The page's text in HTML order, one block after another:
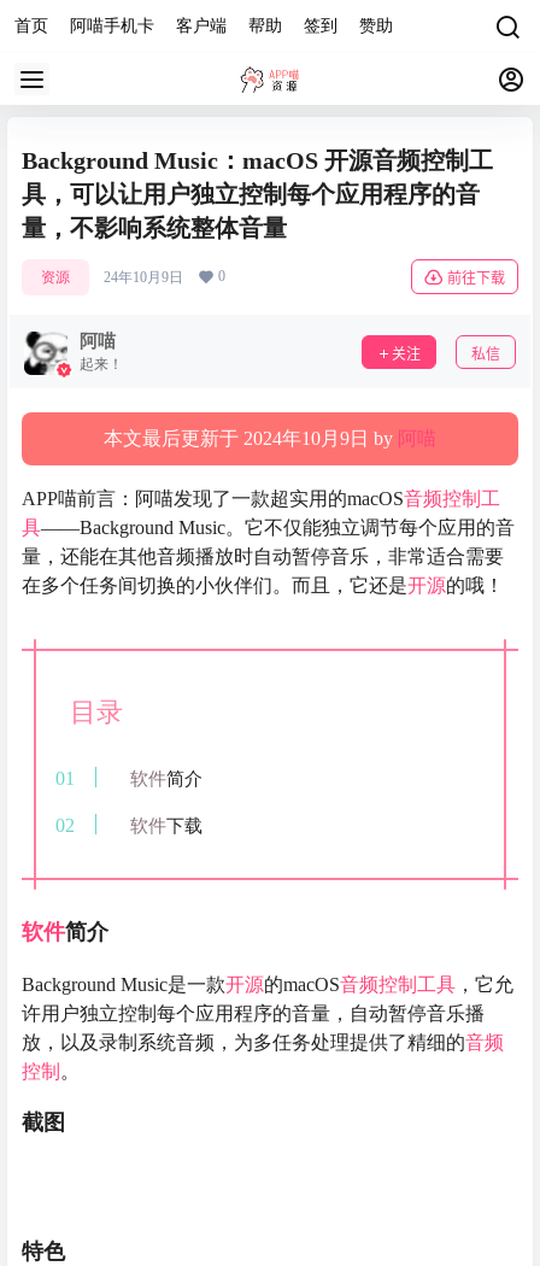
首页 阿喵手机卡 客户端 帮助 签到 赞助
Background Music：macOS 开源音频控制工
具，可以让用户独立控制每个应用程序的音
量，不影响系统整体音量
资源 24年10月9日 0 前往下载
阿喵
起来！
关注 私信
本文最后更新于 2024年10月9日 by 阿喵
APP喵前言：阿喵发现了一款超实用的macOS音频控制 工
具——Background Music。它不仅能独立调节每个应用的音
量，还能在其他音频播放时自动暂停音乐，非常适合需要
在多个任务间切换的小伙伴们。而且，它还是开源的哦！
目录
软件简介
软件下载
软件简介
Background Music是一款开源的macOS音频控制 工具 ，它允
许用户独立控制每个应用程序的音量，自动暂停音乐播
放，以及录制系统音频，为多任务处理提供了精细的音频
控制 。
截图
特色